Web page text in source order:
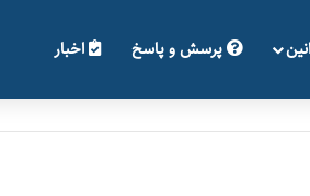
پرسش و پاسخ اخبار